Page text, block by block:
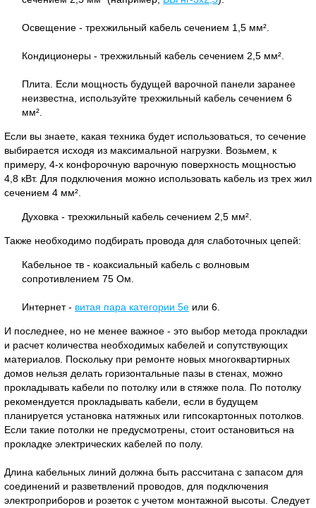
Освещение - трехжильный кабель сечением 1,5 мм².
Кондиционеры - трехжильный кабель сечением 2,5 мм².
Плита. Если мощность будущей варочной панели заранее
неизвестна, используйте трехжильный кабель сечением 6
мм².
Если вы знаете, какая техника будет использоваться, то сечение
выбирается исходя из максимальной нагрузки. Возьмем, к
примеру, 4-х конфорочную варочную поверхность мощностью
4,8 кВт. Для подключения можно использовать кабель из трех жил
сечением 4 мм².
Духовка - трехжильный кабель сечением 2,5 мм².
Также необходимо подбирать провода для слаботочных цепей:
Кабельное тв - коаксиальный кабель с волновым
сопротивлением 75 Ом.
Интернет - витая пара категории 5e или 6.
И последнее, но не менее важное - это выбор метода прокладки
и расчет количества необходимых кабелей и сопутствующих
материалов. Поскольку при ремонте новых многоквартирных
домов нельзя делать горизонтальные пазы в стенах, можно
прокладывать кабели по потолку или в стяжке пола. По потолку
рекомендуется прокладывать кабели, если в будущем
планируется установка натяжных или гипсокартонных потолков.
Если такие потолки не предусмотрены, стоит остановиться на
прокладке электрических кабелей по полу.
Длина кабельных линий должна быть рассчитана с запасом для
соединений и разветвлений проводов, для подключения
электроприборов и розеток с учетом монтажной высоты. Следует